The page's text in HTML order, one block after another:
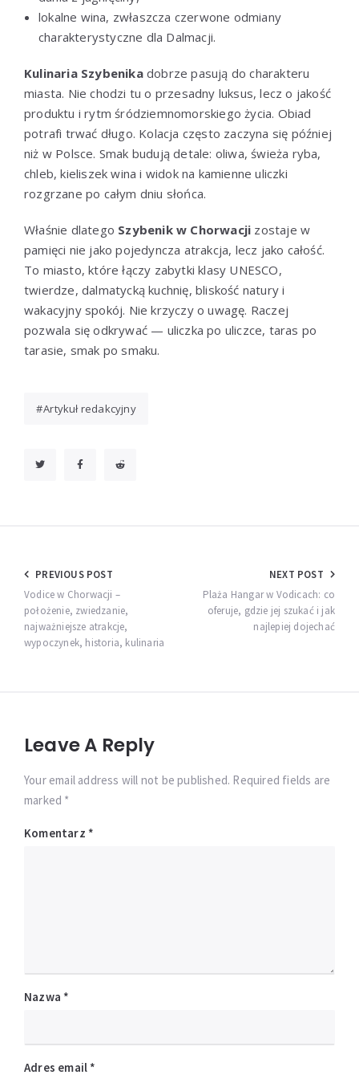
lokalne wina, zwłaszcza czerwone odmiany
charakterystyczne dla Dalmacji.
Kulinaria Szybenikadobrze pasują do charakteru
miasta. Nie chodzi tu o przesadny luksus, lecz o jakość
produktu i rytm śródziemnomorskiego życia. Obiad
potrafi trwać długo. Kolacja często zaczyna się później
niż w Polsce. Smak budują detale: oliwa, świeża ryba,
chleb, kieliszek wina i widok na kamienne uliczki
rozgrzane po całym dniu słońca.
Właśnie dlatego Szybenik w Chorwacji zostaje w
pamięci nie jako pojedyncza atrakcja, lecz jako całość.
To miasto, które łączy zabytki klasy UNESCO,
twierdze, dalmatycką kuchnię, bliskość natury i
wakacyjny spokój. Nie krzyczy o uwagę. Raczej
pozwala się odkrywać — uliczka po uliczce, taras po
tarasie, smak po smaku.
Artykuł redakcyjny
Nawigacja
wpisu
PREVIOUS POST
Vodice w Chorwacji –
położenie, zwiedzanie,
najważniejsze atrakcje,
wypoczynek, historia, kulinaria
NEXT POST
Plaża Hangar w Vodicach: co
oferuje, gdzie jej szukać i jak
najlepiej dojechać
Leave A Reply
Your email address will not be published. Required fields are
marked *
Komentarz *
Nazwa *
Adres email *